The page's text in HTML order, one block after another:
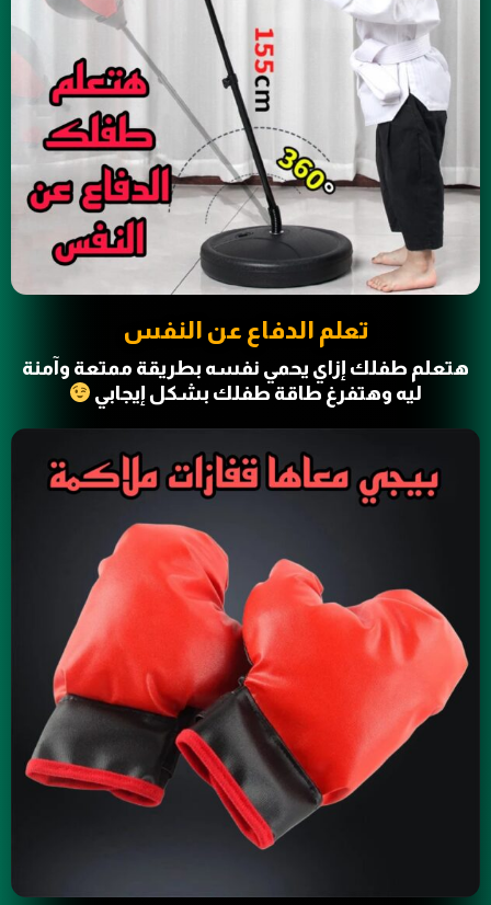
تعلم الدفاع عن النفس
هتعلم طفلك إزاي يحمي نفسه بطريقة ممتعة وآمنة
ليه وهتفرغ طاقة طفلك بشكل إيجابي